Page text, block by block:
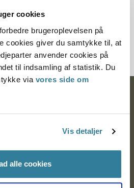
cookies
brugeroplevelsen på
cookies giver du samtykke til, at
anvender cookies på
til indsamling af statistik. Du
via vores side om
Vis detaljer
alle cookies